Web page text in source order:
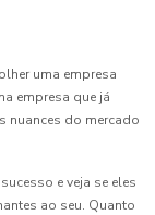
uma empresa
empresa que já
nuances do mercado
e veja se eles
ao seu. Quanto